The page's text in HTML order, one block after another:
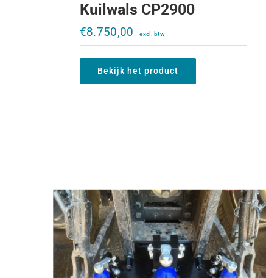
Kuilwals CP2900
€8.750,00
Bekijk het product
€1.700,00